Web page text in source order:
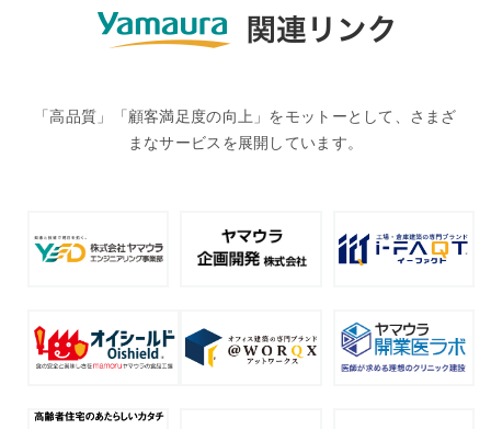
「高品質」「顧客満足度の向上」をモットーとして、さまざ
まなサービスを展開しています。